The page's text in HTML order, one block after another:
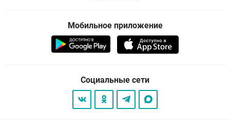
Мобильное приложение
Социальные сети